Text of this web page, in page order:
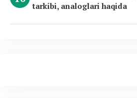
tarkibi, analoglari haqida